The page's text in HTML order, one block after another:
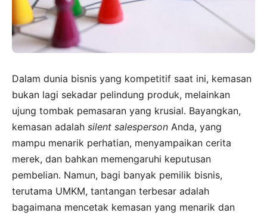
Dalam dunia bisnis yang kompetitif saat ini, kemasan
bukan lagi sekadar pelindung produk, melainkan
ujung tombak pemasaran yang krusial. Bayangkan,
kemasan adalah silent salesperson Anda, yang
mampu menarik perhatian, menyampaikan cerita
merek, dan bahkan memengaruhi keputusan
pembelian. Namun, bagi banyak pemilik bisnis,
terutama UMKM, tantangan terbesar adalah
bagaimana mencetak kemasan yang menarik dan